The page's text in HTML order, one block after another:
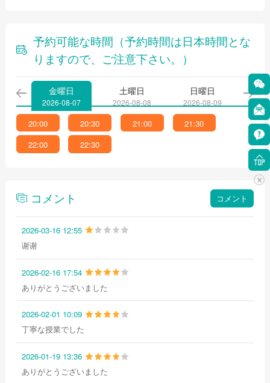
予約可能な時間（予約時間は日本時間とな
りますので、ご注意下さい。）
金曜日
2026-08-07
土曜日
2026-08-08
日曜日
2026-08-09
20:00 20:30 21:00
21:30
22:00
22:30
コメント コメント
2026-03-16 12:55
谢谢
2026-02-16 17:54
ありがとうございました
2026-02-01 10:09
丁寧な授業でした
2026-01-19 13:36
ありがとうございました